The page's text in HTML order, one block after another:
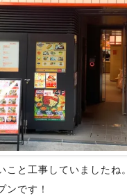
こと工事していましたね。
ンです！